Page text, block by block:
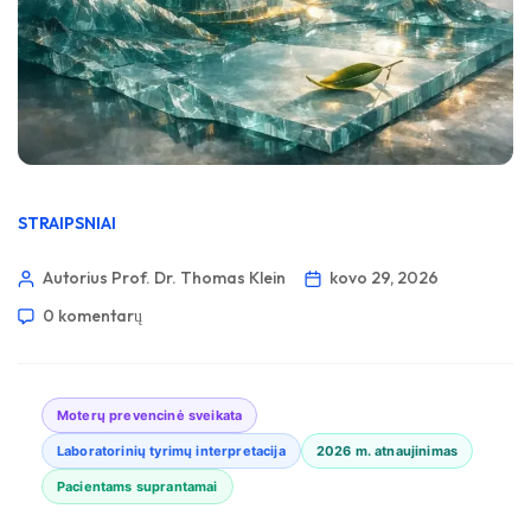
STRAIPSNIAI
Autorius Prof. Dr. Thomas Klein
kovo 29, 2026
0 komentarų
Moterų prevencinė sveikata
Laboratorinių tyrimų interpretacija 2026 m. atnaujinimas
Pacientams suprantamai